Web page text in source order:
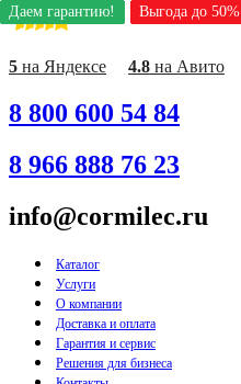
Перейти
к
содержимому
5 на Яндексе 4.8 на Авито
8 800 600 54 84
8 966 888 76 23
info@cormilec.ru
Каталог
Услуги
О компании
Доставка и оплата
Гарантия и сервис
Решения для бизнеса
Даем гарантию! Выгода до 50%
Даем гарантию! Выгода до 50%
Даем гарантию! Выгода до 50%
Даем гарантию! Выгода до 50%
Даем гарантию! Выгода до 50%
Даем гарантию! Выгода до 50%
Даем гарантию! Выгода до 50%